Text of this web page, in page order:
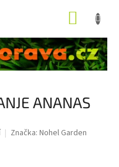
ANANAS
Značka: Nohel Garden